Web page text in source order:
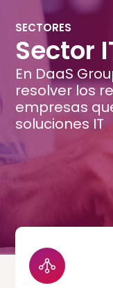
SECTORES
Sector
En DaaS
resolver los
empresas
soluciones IT